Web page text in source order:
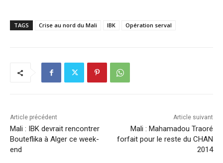
TAGS Crise au nord du Mali IBK Opération serval
Article précédent
Mali : IBK devrait rencontrer
Bouteflika à Alger ce week-
end
Article suivant
Mali : Mahamadou Traoré
forfait pour le reste du CHAN
2014